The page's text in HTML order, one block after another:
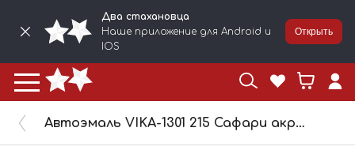
Два стахановца
Наше приложение для Android и
IOS
Открыть
Автоэмаль VIKA-1301 215 Сафари акриловая 0,85 кг 6418471